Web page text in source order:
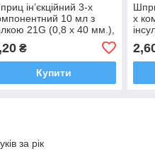
ін’єкційний 3-х
10 мл з
21G (0,8 х 40 мм.),
₴
Купити
х
за рік